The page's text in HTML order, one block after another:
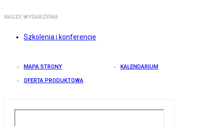
NASZE WYDARZENIA
Szkolenia i konferencje
MAPA STRONY KALENDARIUM
OFERTA PRODUKTOWA